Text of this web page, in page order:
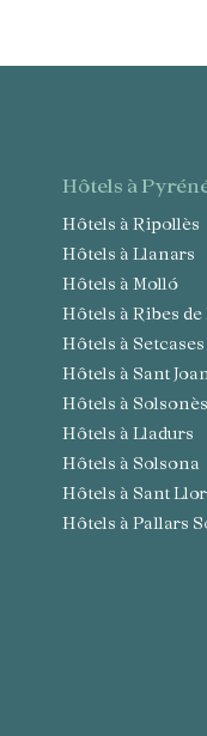
hôtels à
Hôtels à Ripollès
Hôtels à Llanars
Hôtels à Molló
Hôtels à Ribes
Hôtels à Setcases
Hôtels à Sant
Hôtels à Solsonès
Hôtels à Lladurs
Hôtels à Solsona
Hôtels à Sant
Hôtels à Pallars